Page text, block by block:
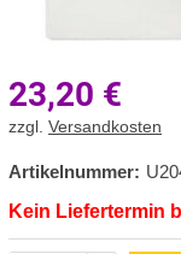
23,20 €
zzgl. Versandkosten
Artikelnummer:
Kein Liefertermin